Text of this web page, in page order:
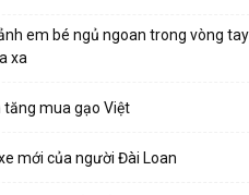
em bé ngủ ngoan trong vòng
xa
tăng mua gạo Việt
mới của người Đài Loan